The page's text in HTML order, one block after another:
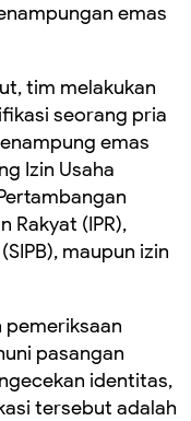
emas
tim melakukan
seorang pria
emas
Izin Usaha
Rakyat (IPR),
maupun izin
pemeriksaan
pasangan
identitas,
tersebut adalah